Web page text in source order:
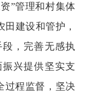
”管理和村集体
建设和管护，
，完善无感执
兴提供坚实支
过程监督，坚决